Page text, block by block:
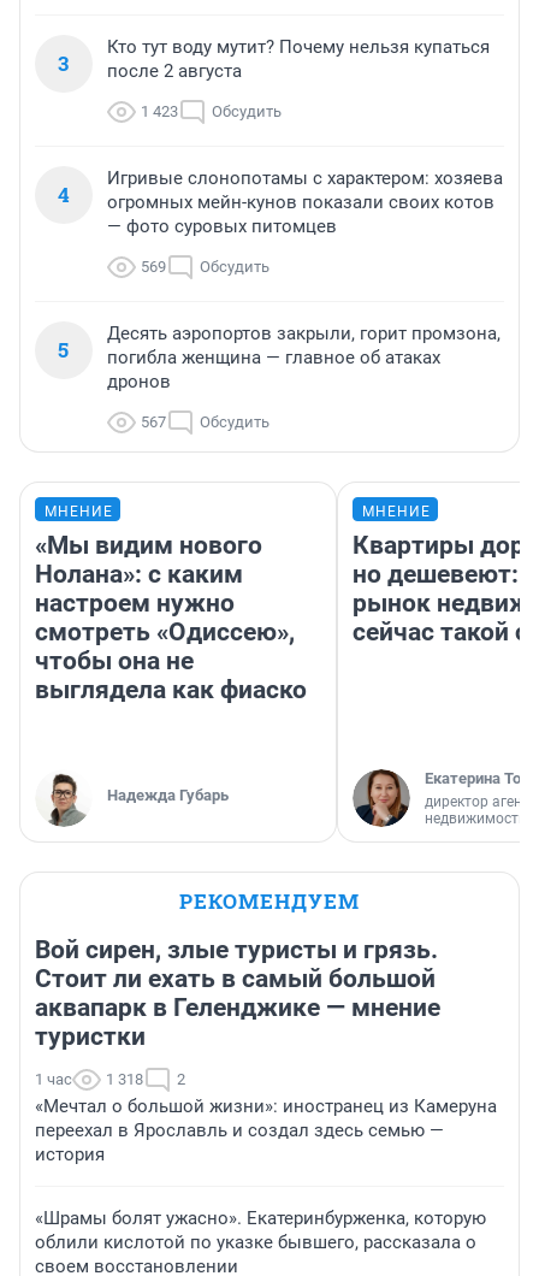
3
Кто тут воду мутит? Почему нельзя купаться
после 2 августа
1 423 Обсудить
4
Игривые слонопотамы с характером: хозяева
огромных мейн-кунов показали своих котов
— фото суровых питомцев
569 Обсудить
5
Десять аэропортов закрыли, горит промзона,
погибла женщина — главное об атаках
дронов
567 Обсудить
МНЕНИЕ
«Мы видим нового
Нолана»: с каким
настроем нужно
смотреть «Одиссею»,
чтобы она не
выглядела как фиаско
Надежда Губарь
МНЕНИЕ
Квартиры
но дешевеют:
рынок
сейчас такой
Екатерина
директор
недвижимости
РЕКОМЕНДУЕМ
Вой сирен, злые туристы и грязь.
Стоит ли ехать в самый большой
аквапарк в Геленджике — мнение
туристки
1 час 1 318 2
«Мечтал о большой жизни»: иностранец из Камеруна
переехал в Ярославль и создал здесь семью —
история
«Шрамы болят ужасно». Екатеринбурженка, которую
облили кислотой по указке бывшего, рассказала о
своем восстановлении